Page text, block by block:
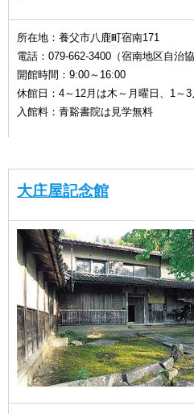
所在地：養父市八鹿町宿南171
電話：079-662-3400（宿南地区自治協
開館時間：9:00～16:00
休館日：4～12月は木～月曜日、1～
入館料：青谿書院は見学無料
大庄屋記念館